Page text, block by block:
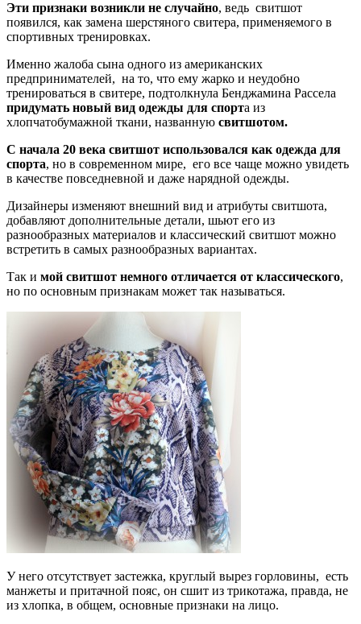
Эти признаки возникли не случайно, ведь свитшот
появился, как замена шерстяного свитера, применяемого в
спортивных тренировках.
Именно жалоба сына одного из американских
предпринимателей, на то, что ему жарко и неудобно
тренироваться в свитере, подтолкнула Бенджамина Рассела
придумать новый вид одежды для спорта из
хлопчатобумажной ткани, названную свитшотом.
С начала 20 века свитшот использовался как одежда для
спорта, но в современном мире, его все чаще можно увидеть
в качестве повседневной и даже нарядной одежды.
Дизайнеры изменяют внешний вид и атрибуты свитшота,
добавляют дополнительные детали, шьют его из
разнообразных материалов и классический свитшот можно
встретить в самых разнообразных вариантах.
Так и мой свитшот немного отличается от классического,
но по основным признакам может так называться.
У него отсутствует застежка, круглый вырез горловины, есть
манжеты и притачной пояс, он сшит из трикотажа, правда, не
из хлопка, в общем, основные признаки на лицо.